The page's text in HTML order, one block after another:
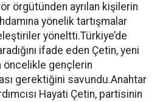
örgütünden ayrılan kişilerin
yönelik tartışmalar
yöneltti.Türkiye’de
ifade eden Çetin, yeni
öncelikle gençlerin
gerektiğini savundu.Anahtar
Hayati Çetin, partisinin